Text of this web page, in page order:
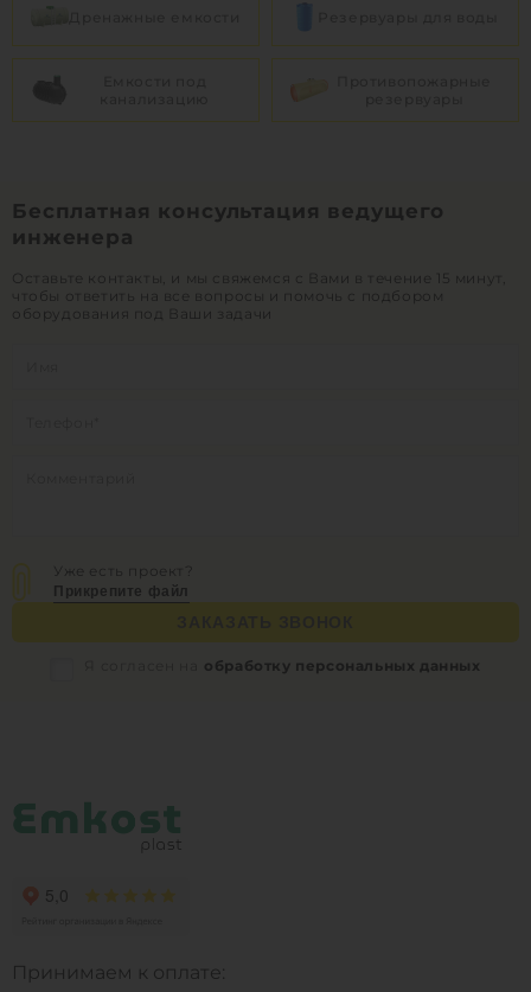
Бесплатная консультация ведущего
инженера
Оставьте контакты, и мы свяжемся с Вами в течение 15 минут,
чтобы ответить на все вопросы и помочь с подбором
оборудования под Ваши задачи
Уже есть проект?
Прикрепите файл
обработку персональных данных
Принимаем к оплате: